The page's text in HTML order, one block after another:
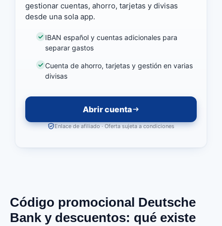
gestionar cuentas, ahorro, tarjetas y divisas
desde una sola app.
IBAN español y cuentas adicionales para
separar gastos
Cuenta de ahorro, tarjetas y gestión en varias
divisas
Abrir cuenta
Enlace de afiliado · Oferta sujeta a condiciones
Código promocional Deutsche
Bank y descuentos: qué existe